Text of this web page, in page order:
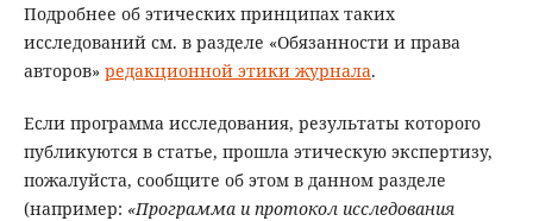
Подробнее об этических принципах таких
исследований см. в разделе «Обязанности и права
авторов» редакционной этики журнала.
Если программа исследования, результаты которого
публикуются в статье, прошла этическую экспертизу,
пожалуйста, сообщите об этом в данном разделе
(например: «Программа и протокол исследования